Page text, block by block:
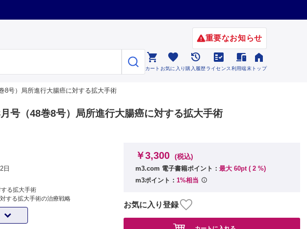
重要なお知らせ

カート

お気に入り

購入履歴

ライセンス

利用端末

トップ
8号）局所進行大腸癌に対する拡大手術
号（48巻8号）局所進行大腸癌に対する拡大手術
日
る拡大手術
する拡大手術の治療戦略
科学（下部消化管外科） 池田 正孝
節郭清術
￥3,300 (税込)
m3.com 電子書籍ポイント： 最大 60pt ( 2 %)
m3ポイント： 1%相当
お気に入り登録